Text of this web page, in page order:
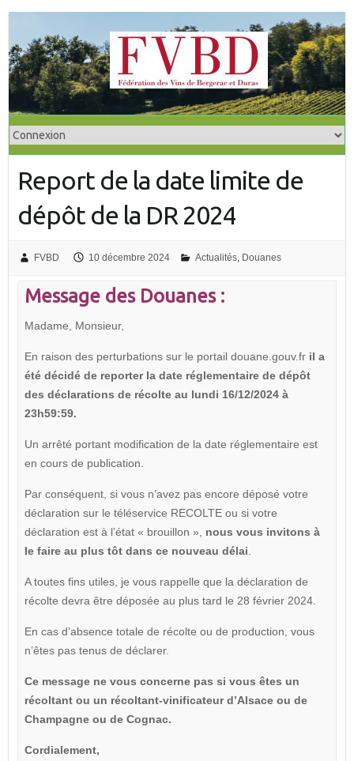
Report de la date limite de
dépôt de la DR 2024
FVBD 10 décembre 2024 Actualités, Douanes
Message des Douanes :
Madame, Monsieur,
En raison des perturbations sur le portail douane.gouv.fr il a
été décidé de reporter la date réglementaire de dépôt
des déclarations de récolte au lundi 16/12/2024à
23h59:59.
Un arrêté portant modification de la date réglementaire est
en cours de publication.
Par conséquent, si vous n’avez pas encore déposé votre
déclaration sur le téléservice RECOLTE ou si votre
déclaration est à l’état « brouillon », nous vous invitons à
le faire au plus tôt dans ce nouveau délai.
A toutes fins utiles, je vous rappelle que la déclaration de
récolte devra être déposée au plus tard le 28 février 2024.
En cas d’absence totale de récolte ou de production, vous
n’êtes pas tenus de déclarer.
Ce message ne vous concerne pas si vous êtes un
récoltant ou un récoltant-vinificateur d’Alsace ou de
Champagne ou de Cognac.
Cordialement,